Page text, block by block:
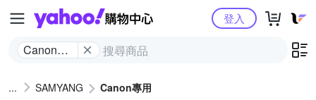
Yahoo購物中心
Canon專
登入
SAMYANG Canon專用